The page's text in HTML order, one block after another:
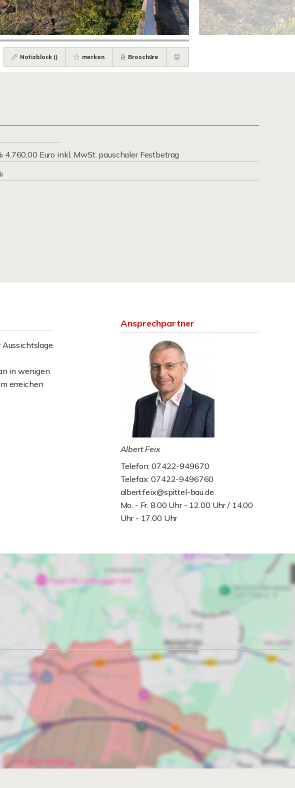
Notizblock () merken Broschüre
4.760,00 Euro inkl. MwSt. pauschaler Festbetrag
in wenigen
erreichen
Ansprechpartner
Albert Feix
Telefon: 07422-949670
Telefax: 07422-9496760
albert.feix@spittel-bau.de
Mo. - Fr. 8.00 Uhr - 12.00 Uhr / 14.00
Uhr - 17.00 Uhr